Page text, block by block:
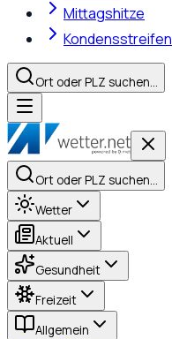
Mittagshitze
Kondensstreifen
Ort oder PLZ suchen…
Ort oder PLZ suchen…
Wetter
Aktuell
Gesundheit
Freizeit
Allgemein